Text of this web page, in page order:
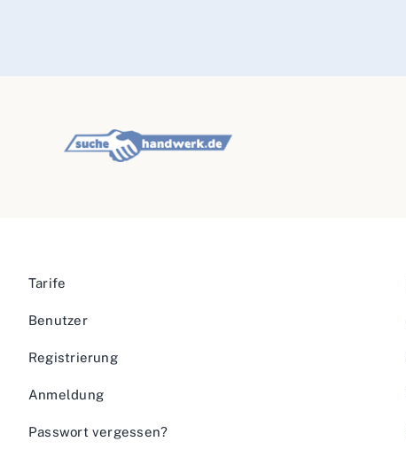
Tarife
Benutzer
Registrierung
Anmeldung
Passwort vergessen?